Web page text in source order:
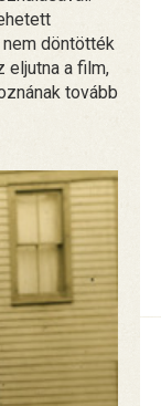
döntötték
eljutna a film,
tovább